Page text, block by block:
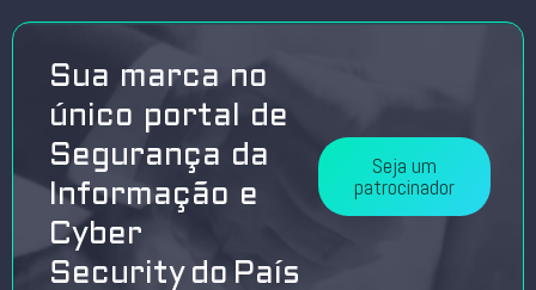
Sua marca no
único portal de
Segurança da
Informação e
Cyber
Security do País
Seja um
patrocinador